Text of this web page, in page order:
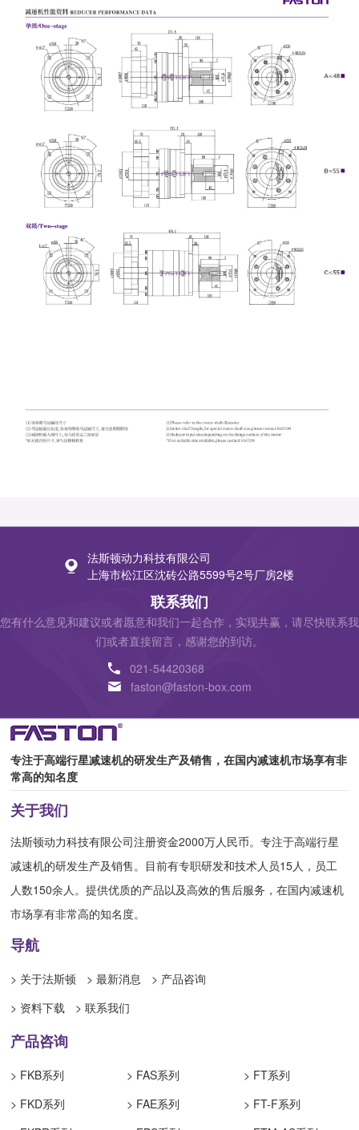
法斯顿动力科技有限公司
上海市松江区沈砖公路5599号2号厂房2楼
联系我们
您有什么意见和建议或者愿意和我们一起合作，实现共赢，请尽快联系我
们或者直接留言，感谢您的到访。
021-54420368
faston@faston-box.com
专注于高端行星减速机的研发生产及销售，在国内减速机市场享有非
常高的知名度
关于我们
法斯顿动力科技有限公司注册资金2000万人民币。专注于高端行星
减速机的研发生产及销售。目前有专职研发和技术人员15人，员工
人数150余人。提供优质的产品以及高效的售后服务，在国内减速机
市场享有非常高的知名度。
导航
> 关于法斯顿 > 最新消息
> 产品咨询
> 资料下载
> 联系我们
产品咨询
> FKB系列
> FKD系列
> FAS系列
> FAE系列
> FT系列
> FT-F系列